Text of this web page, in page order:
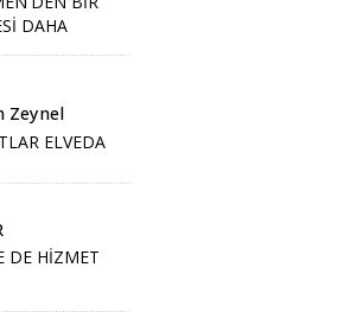
DAHA
Zeynel
ELVEDA
DE HİZMET